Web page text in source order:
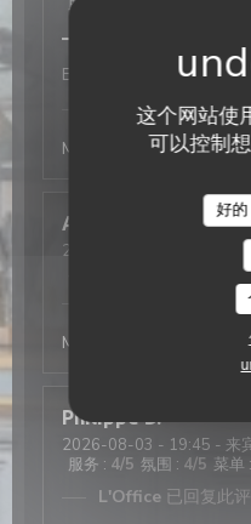
这个网站使
可以控制
好
Bon service et efficace
L'Office 已回复此
Merci beaucoup ! Au
Antonio
2026-08-03
- 19:30 - 来
菜单:
已回复此
Merci beaucoup ! Au
Philippe D
2026-08-03 - 19:45 - 来
服务 : 4/5 氛围 : 4/5 菜单 :
L'Office 已回复此